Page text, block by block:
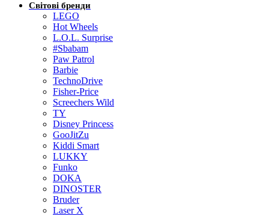
Світові бренди
LEGO
Hot Wheels
L.O.L. Surprise
#Sbabam
Paw Patrol
Barbie
TechnoDrive
Fisher-Price
Screechers Wild
TY
Disney Princess
GooJitZu
Kiddi Smart
LUKKY
Funko
DOKA
DINOSTER
Bruder
Laser X